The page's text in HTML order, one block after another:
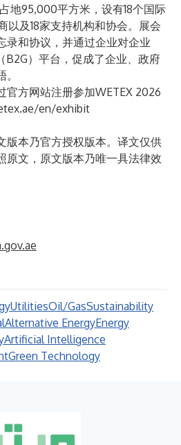
地95,000平方米，设有18个国际
以及18家支持机构和协会。展会
录和协议，并通过企业对企业
B2G）平台，促成了企业、政府
官方网站注册参加WETEX 2026
en/exhibit
版本乃官方授权版本。译文仅供
原文，原文版本乃唯一具法律效
UtilitiesOil/GasSustainability
Alternative EnergyEnergy
Artificial Intelligence
Green Technology